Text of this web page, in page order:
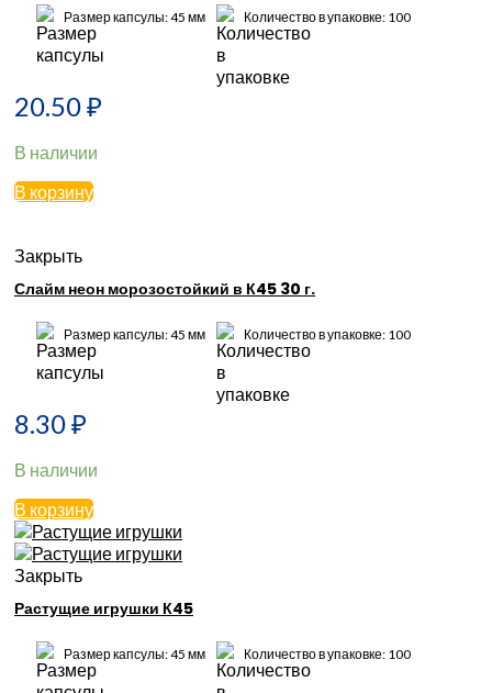
Размер капсулы: 45 мм Количество в упаковке: 100
20.50₽
В наличии
В корзину
Закрыть
Слайм неон морозостойкий в К45 30 г.
Размер капсулы: 45 мм Количество в упаковке: 100
8.30₽
В наличии
В корзину
Закрыть
Растущие игрушки К45
Размер капсулы: 45 мм Количество в упаковке: 100